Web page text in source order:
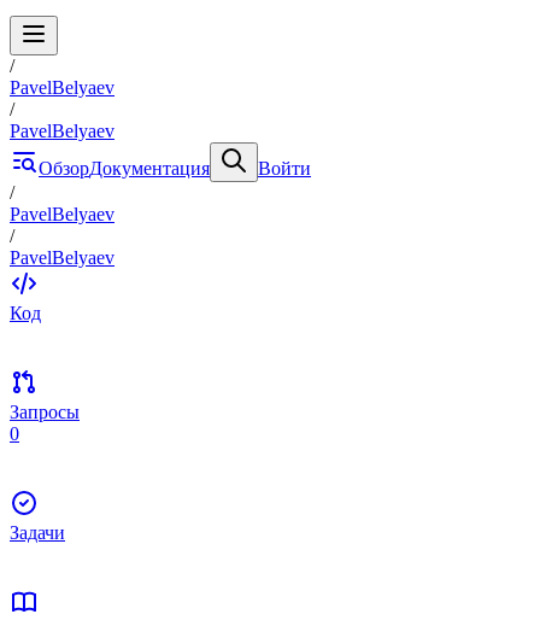
/
PavelBelyaev
/
PavelBelyaev
ОбзорДокументация
Войти
/
PavelBelyaev
/
PavelBelyaev
Код
Запросы
0
Задачи